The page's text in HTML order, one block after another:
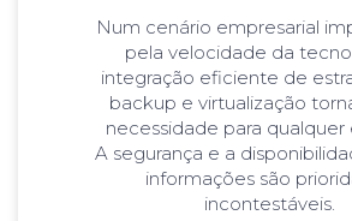
Num cenário empresarial
pela velocidade da
integração eficiente de
backup e virtualização
necessidade para qualquer
A segurança e a
informações são
incontestáveis.